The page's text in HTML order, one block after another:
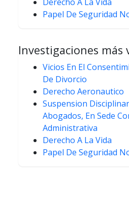
Papel De Seguridad
Investigaciones más
Vicios En El
De Divorcio
Derecho Aeronautico
Suspension
Abogados, En Sede
Administrativa
Derecho A La Vida
Papel De Seguridad